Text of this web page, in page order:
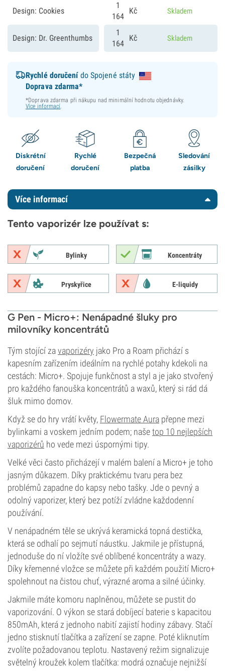
Design: Cookies
1
164
Kč Skladem
Design: Dr. Greenthumbs
1
164
Kč Skladem
Rychlé doručenído Spojené státy
Doprava zdarma*
*Doprava zdarma při nákupu nad minimální hodnotu objednávky.
Více informací.
Diskrétní
doručení
Rychlé
doručení
Bezpečná
platba
Sledování
zásilky
Více informací
Tento vaporizér lze používat s:
Bylinky Koncentráty
Pryskyřice E-liquidy
G Pen - Micro+: Nenápadné šluky pro
milovníky koncentrátů
Tým stojící zavaporizéry jako Pro a Roam přichází s
kapesním zařízením ideálním na rychlé potahy kdekoli na
cestách: Micro+. Spojuje funkčnost a styl a je jako stvořený
pro každého fanouška koncentrátů a waxů, který si rád dá
šluk mimo domov.
Když se do hry vrátí květy, Flowermate Aura přepne mezi
bylinkami a voskem jedním podem; našetop 10 nejlepších
vaporizérů ho vede mezi úspornými tipy.
Velké věci často přicházejí v malém balení a Micro+ je toho
jasným důkazem. Díky praktickému tvaru pera bez
problémů zapadne do kapsy nebo tašky. Jde o pevný a
odolný vaporizer, který bez potíží zvládne každodenní
používání.
V nenápadném těle se ukrývá keramická topná destička,
která se odhalí po sejmutí náustku. Jakmile je přístupná,
jednoduše do ní vložíte své oblíbené koncentráty a wazy.
Díky křemenné vložce se můžete při každém použití Micro+
spolehnout na čistou chuť, výrazné aroma a silné účinky.
Jakmile máte komoru naplněnou, můžete se pustit do
vaporizování. O výkon se stará dobíjecí baterie s kapacitou
850mAh, která z jednoho nabití zajistí hodiny zábavy. Stačí
jedno stisknutí tlačítka a zařízení se zapne. Poté kliknutím
zvolíte požadovanou teplotu. Nastavený režim signalizuje
světelný kroužek kolem tlačítka: modrá označuje nejnižší